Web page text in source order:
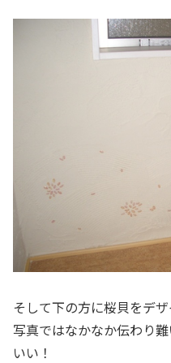
そして下の方に桜貝をデザ
写真ではなかなか伝わり
いい！